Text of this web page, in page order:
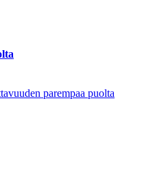
parempaa puolta